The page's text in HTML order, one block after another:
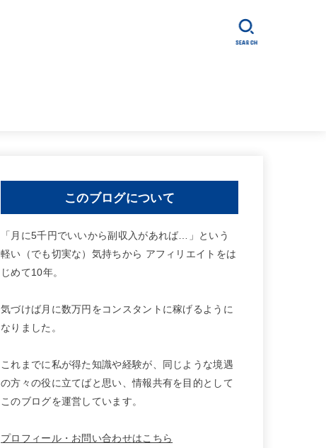
SEARCH
このブログについて
「月に5千円でいいから副収入があれば…」という
軽い（でも切実な）気持ちから アフィリエイトをは
じめて10年。
気づけば月に数万円をコンスタントに稼げるように
なりました。
これまでに私が得た知識や経験が、同じような境遇
の方々の役に立てばと思い、情報共有を目的として
このブログを運営しています。
プロフィール・お問い合わせはこちら